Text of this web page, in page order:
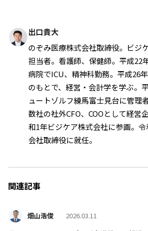
出口貴大
のぞみ医療株式会社取締役。ビジ
担当者。看護師、保健師。平成22
病院でICU、精神科勤務。平成26
のもとで、経営・会計学を学ぶ。
ュートゾルフ練馬富士見台に管理
数社の社外CFO、COOとして経営
和1年ビジケア株式会社に参画。
会社取締役に就任。
関連記事
畑山浩俊 2026.03.11